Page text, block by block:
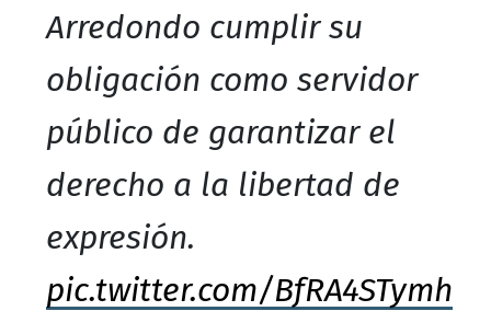
Arredondo cumplir su
obligación como servidor
público de garantizar el
derecho a la libertad de
expresión.
pic.twitter.com/BfRA4STymh